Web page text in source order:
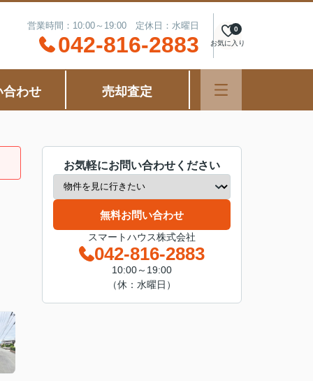
営業時間：10:00～19:00 定休日：水曜日
042-816-2883 お気に入り
0
合わせ 売却査定
お気軽にお問い合わせください
無料お問い合わせ
スマートハウス株式会社
042-816-2883
10:00～19:00
（休：水曜日）